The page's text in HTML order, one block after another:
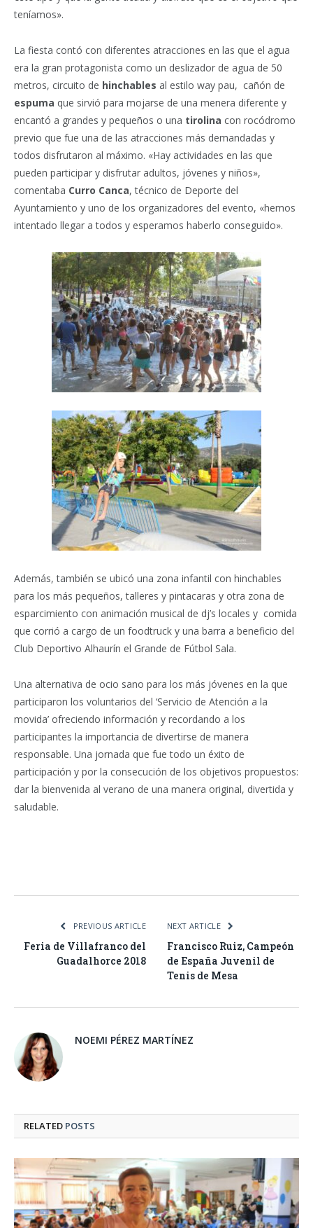
teníamos».
La fiesta contó con diferentes atracciones en las que el agua
era la gran protagonista como un deslizador de agua de 50
metros, circuito de hinchables al estilo way pau, cañón de
espuma que sirvió para mojarse de una menera diferente y
encantó a grandes y pequeños o una tirolina con rocódromo
previo que fue una de las atracciones más demandadas y
todos disfrutaron al máximo. «Hay actividades en las que
pueden participar y disfrutar adultos, jóvenes y niños»,
comentaba Curro Canca, técnico de Deporte del
Ayuntamiento y uno de los organizadores del evento, «hemos
intentado llegar a todos y esperamos haberlo conseguido».
Además, también se ubicó una zona infantil con hinchables
para los más pequeños, talleres y pintacaras y otra zona de
esparcimiento con animación musical de dj’s locales y comida
que corrió a cargo de un foodtruck y una barra a beneficio del
Club Deportivo Alhaurín el Grande de Fútbol Sala.
Una alternativa de ocio sano para los más jóvenes en la que
participaron los voluntarios del ‘Servicio de Atención a la
movida’ ofreciendo información y recordando a los
participantes la importancia de divertirse de manera
responsable. Una jornada que fue todo un éxito de
participación y por la consecución de los objetivos propuestos:
dar la bienvenida al verano de una manera original, divertida y
saludable.
PREVIOUS ARTICLE
Feria de Villafranco del
Guadalhorce 2018
NEXT ARTICLE
Francisco Ruiz, Campeón
de España Juvenil de
Tenis de Mesa
NOEMI PÉREZ MARTÍNEZ
RELATED POSTS